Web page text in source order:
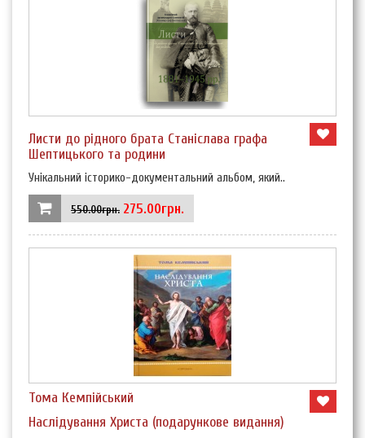
Листи до рідного брата Станіслава графа
Шептицького та родини
Унікальний історико-документальний альбом, який..
550.00грн. 275.00грн.
Тома Кемпійський
Наслідування Христа (подарункове видання)